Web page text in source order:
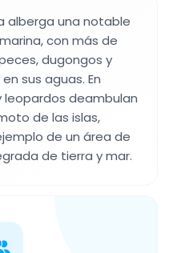
alberga una notable
con más de
dugongos y
sus aguas. En
leopardos deambulan
de las islas,
de un área de
de tierra y mar.